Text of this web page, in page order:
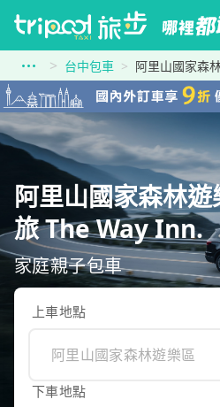
台中包車 阿里山國家森林
阿里山國家森林
旅 The Way Inn.
家庭親子包車
上車地點
下車地點